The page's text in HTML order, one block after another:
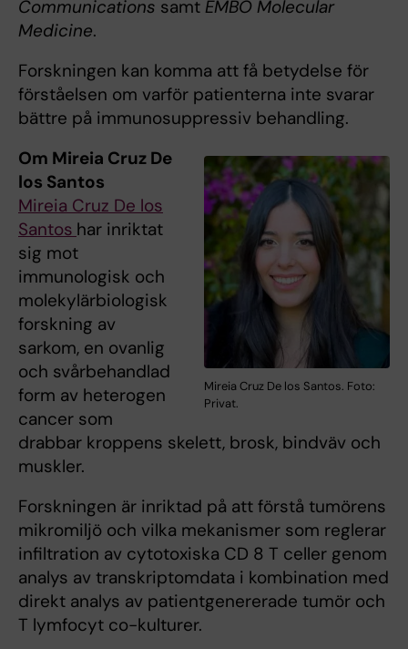
Communications samt EMBO Molecular
Medicine.
Forskningen kan komma att få betydelse för
förståelsen om varför patienterna inte svarar
bättre på immunosuppressiv behandling.
Mireia Cruz De los Santos. Foto:
Privat.
Om Mireia Cruz De
los Santos
Mireia Cruz De los
Santos har inriktat
sig mot
immunologisk och
molekylärbiologisk
forskning av
sarkom, en ovanlig
och svårbehandlad
form av heterogen
cancer som
drabbar kroppens skelett, brosk, bindväv och
muskler.
Forskningen är inriktad på att förstå tumörens
mikromiljö och vilka mekanismer som reglerar
infiltration av cytotoxiska CD 8 T celler genom
analys av transkriptomdata i kombination med
direkt analys av patientgenererade tumör och
T lymfocyt co-kulturer.